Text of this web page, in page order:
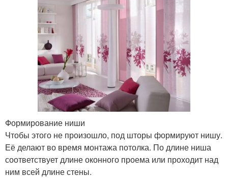
Формирование ниши
Чтобы этого не произошло, под шторы формируют нишу.
Её делают во время монтажа потолка. По длине ниша
соответствует длине оконного проема или проходит над
ним всей длине стены.